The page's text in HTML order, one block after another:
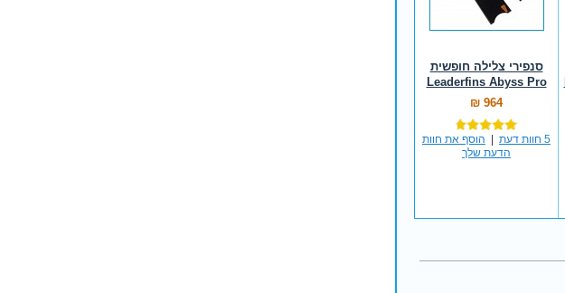
סנפירי צלילה חופשית
Leaderfins Abyss Pro
964 ₪
5 חוות דעת
הוסף את חוות
הדעת שלך